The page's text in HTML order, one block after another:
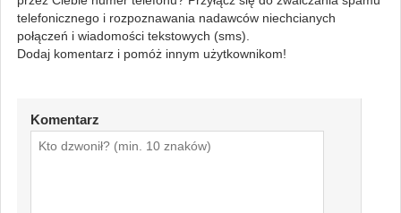
telefonicznego i rozpoznawania nadawców niechcianych
połączeń i wiadomości tekstowych (sms).
Dodaj komentarz i pomóż innym użytkownikom!
Komentarz